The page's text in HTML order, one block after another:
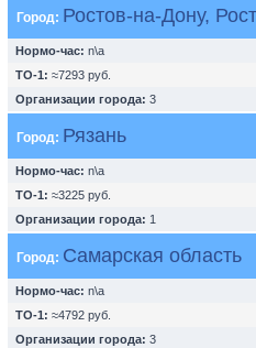
Город: Ростов-на-Дону,
Нормо-час: n\a
ТО-1: ≈7293 руб.
Организации города: 3
Город: Рязань
Нормо-час: n\a
ТО-1: ≈3225 руб.
Организации города: 1
Город: Самарская область
Нормо-час: n\a
ТО-1: ≈4792 руб.
Организации города: 3